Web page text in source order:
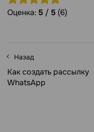
Оценка: 5 / 5 (6)
Назад
Как создать рассылку
WhatsApp